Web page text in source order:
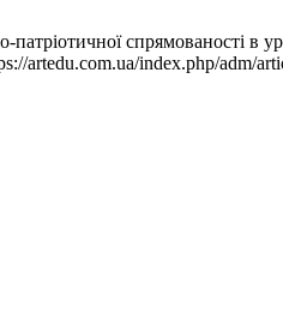
спрямованості в
artedu.com.ua/index.php/adm/